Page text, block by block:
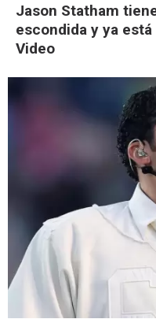
Jason Statham
escondida y ya
Video